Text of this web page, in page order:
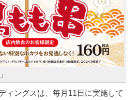
ィングスは、毎月11日に実施して